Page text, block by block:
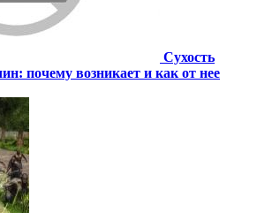
Сухость
почему возникает и как от нее